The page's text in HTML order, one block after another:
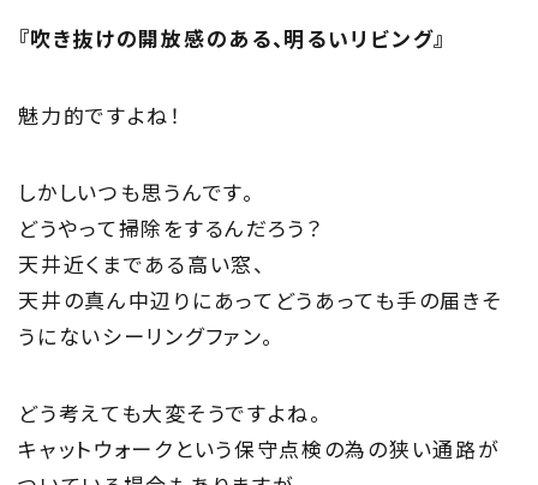
ウッド・コミュ二ケーション
Philosophy
Members
住まい夢ネット加盟工務店
Project
Information
『吹き抜けの開放感のある、明るいリビング』
魅力的ですよね！
しかしいつも思うんです。
どうやって掃除をするんだろう？
天井近くまである高い窓、
天井の真ん中辺りにあってどうあっても手の届きそ
うにないシーリングファン。
どう考えても大変そうですよね。
キャットウォークという保守点検の為の狭い通路が